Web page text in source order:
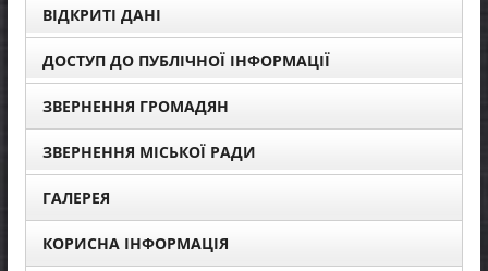
ВІДКРИТІ ДАНІ
ДОСТУП ДО ПУБЛІЧНОЇ ІНФОРМАЦІЇ
ЗВЕРНЕННЯ ГРОМАДЯН
ЗВЕРНЕННЯ МІСЬКОЇ РАДИ
ГАЛЕРЕЯ
КОРИСНА ІНФОРМАЦІЯ